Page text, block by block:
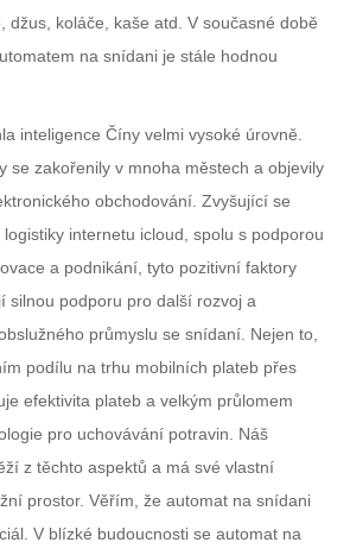
džus, koláče, kaše atd. V současné době
na snídani je stále hodnou
inteligence Číny velmi vysoké úrovně.
se zakořenily v mnoha městech a objevily
obchodování. Zvyšující se
internetu icloud, spolu s podporou
a podnikání, tyto pozitivní faktory
silnou podporu pro další rozvoj a
průmyslu se snídaní. Nejen to,
podílu na trhu mobilních plateb přes
efektivita plateb a velkým průlomem
pro uchovávání potravin. Náš
z těchto aspektů a má své vlastní
prostor. Věřím, že automat na snídani
V blízké budoucnosti se automat na